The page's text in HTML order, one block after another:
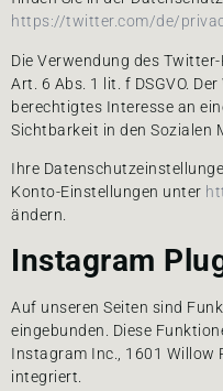
https://twitter.com/de/
Die Verwendung des
Art. 6 Abs. 1 lit. f DSGVO.
berechtigtes Interesse an
Sichtbarkeit in den Sozialen
Ihre
Konto-Einstellungen unter
ändern.
Instagram
Auf unseren Seiten sind
eingebunden. Diese
Instagram Inc., 1601 Willow
integriert.